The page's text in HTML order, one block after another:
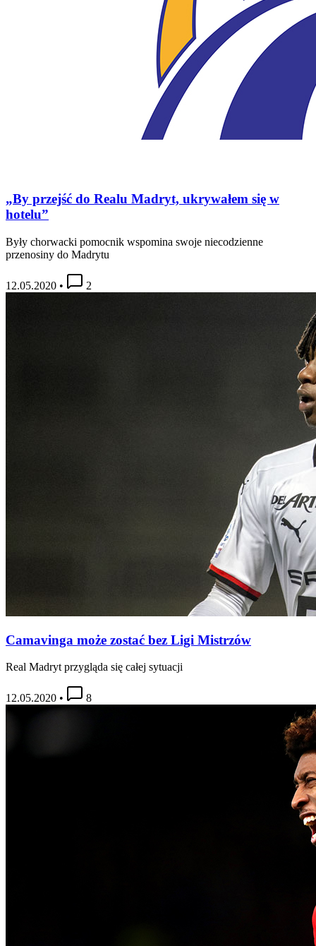
„By przejść do Realu Madryt, ukrywałem się w
hotelu”
Były chorwacki pomocnik wspomina swoje niecodzienne
przenosiny do Madrytu
12.05.2020 • 2
Camavinga może zostać bez Ligi Mistrzów
Real Madryt przygląda się całej sytuacji
12.05.2020 • 8